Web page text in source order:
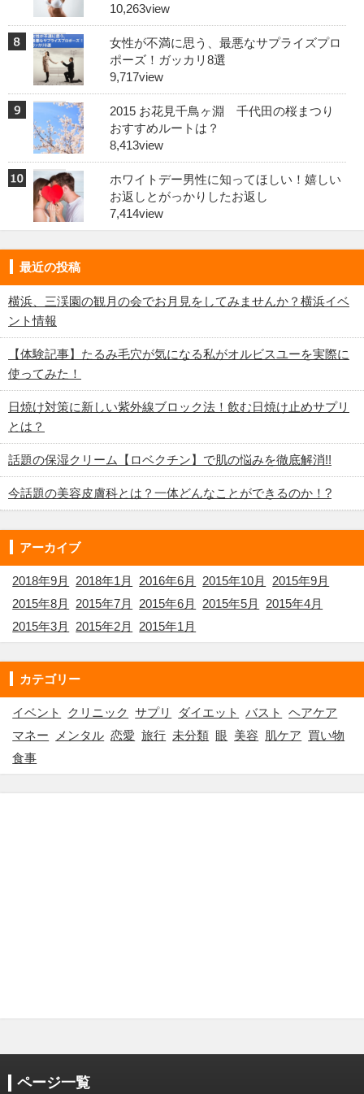
10,263view
女性が不満に思う、最悪なサプライズプロ
ポーズ！ガッカリ8選
9,717view
2015 お花見千鳥ヶ淵 千代田の桜まつり
おすすめルートは？
8,413view
ホワイトデー男性に知ってほしい！嬉しい
お返しとがっかりしたお返し
7,414view
最近の投稿
横浜、三渓園の観月の会でお月見をしてみませんか？横浜イベ
ント情報
【体験記事】たるみ毛穴が気になる私がオルビスユーを実際に
使ってみた！
日焼け対策に新しい紫外線ブロック法！飲む日焼け止めサプリ
とは？
話題の保湿クリーム【ロベクチン】で肌の悩みを徹底解消!!
今話題の美容皮膚科とは？一体どんなことができるのか！?
アーカイブ
2018年9月 2018年1月 2016年6月 2015年10月
2015年9月
2015年8月
2015年7月 2015年6月 2015年5月
2015年4月
2015年3月
2015年2月 2015年1月
カテゴリー
イベント クリニック サプリ ダイエット バスト
ヘアケア
マネー
メンタル 恋愛 旅行 未分類 眼 美容 肌ケア 買い物
食事
ページ一覧